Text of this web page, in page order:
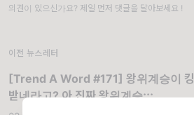
의견이 있으신가요? 제일 먼저 댓글을 달아보세요 !
이전 뉴스레터
[Trend A Word #171] 왕위계승이 킹
받네라고? 아 진짜 왕위계승;;;